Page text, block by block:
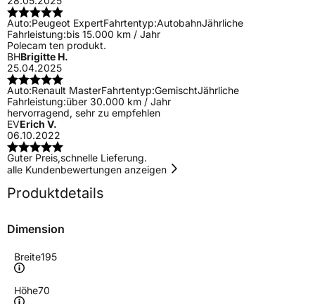
Auto:Peugeot ExpertFahrtentyp:AutobahnJährliche
Fahrleistung:bis 15.000 km / Jahr
Polecam ten produkt.
BHBrigitte H.
25.04.2025
Auto:Renault MasterFahrtentyp:GemischtJährliche
Fahrleistung:über 30.000 km / Jahr
hervorragend, sehr zu empfehlen
EVErich V.
06.10.2022
Guter Preis,schnelle Lieferung.
alle Kundenbewertungen anzeigen
Produktdetails
Dimension
Breite195
Höhe70